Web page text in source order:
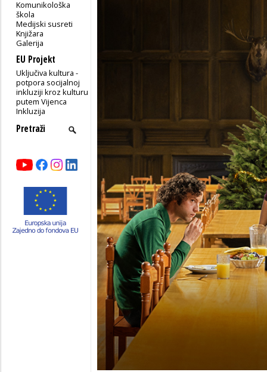
Komunikološka
škola
Medijski susreti
Knjižara
Galerija
EU Projekt
Uključiva kultura -
potpora socijalnoj
inkluziji kroz kulturu
putem Vijenca
Inkluzija